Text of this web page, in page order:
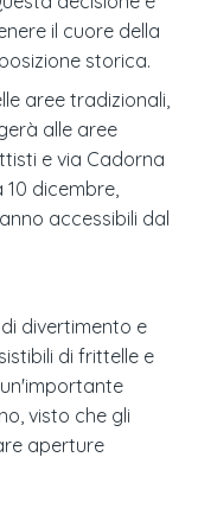
il cuore della
storica.
aree tradizionali,
alle aree
e via Cadorna
dicembre,
accessibili dal
divertimento e
di frittelle e
visto che gli
aperture